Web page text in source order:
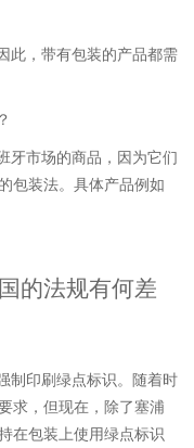
此，带有包装的产品都需
牙市场的商品，因为它们
包装法。具体产品例如
的法规有何差
制印刷绿点标识。随着时
求，但现在，除了塞浦
在包装上使用绿点标识